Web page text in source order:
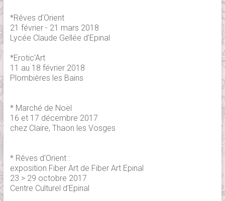
*Rêves d'Orient
21 février - 21 mars 2018
Lycée Claude Gellée d'Epinal
*Erotic'Art
11 au 18 février 2018
Plombières les Bains
* Marché de Noël
16 et 17 décembre 2017
chez Claire, Thaon les Vosges
* Rêves d'Orient :
exposition Fiber Art de Fiber Art Epinal
23 > 29 octobre 2017
Centre Culturel d'Epinal